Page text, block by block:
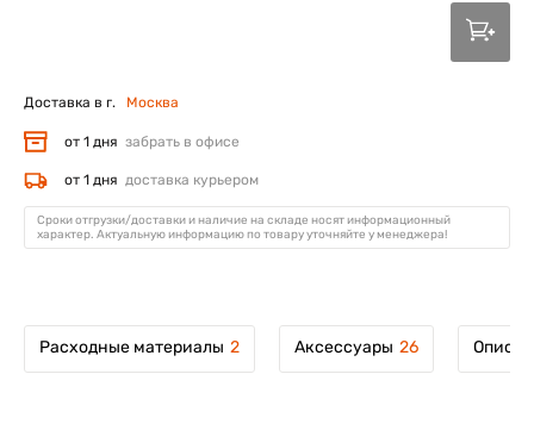
Доставка в г. Москва
от 1 дня забрать в офисе
от 1 дня доставка курьером
Сроки отгрузки/доставки и наличие на складе носят информационный
характер. Актуальную информацию по товару уточняйте у менеджера!
Расходные материалы 2 Аксессуары 26